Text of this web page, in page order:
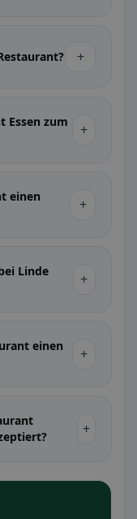
+
Essen zum
+
einen
+
Linde
+
einen
+
+